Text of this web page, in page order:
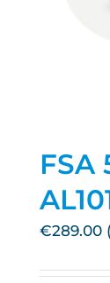
FSA
€289.00